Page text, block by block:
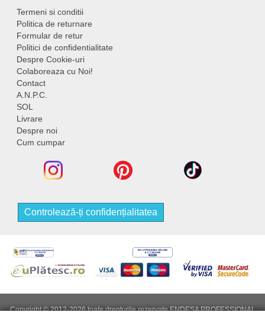
Termeni si conditii
Politica de returnare
Formular de retur
Politici de confidentialitate
Despre Cookie-uri
Colaboreaza cu Noi!
Contact
A.N.P.C.
SOL
Livrare
Despre noi
Cum cumpar
Controlează-ți confidențialitatea
Copyright © 2012-2026 toate drepturile rezervate ENDESA PROFESSIONAL